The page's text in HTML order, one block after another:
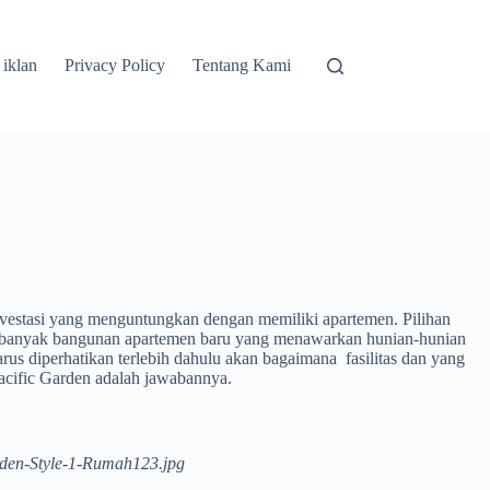
iklan Privacy Policy Tentang Kami
yang menguntungkan dengan memiliki apartemen. Pilihan
bangunan apartemen baru yang menawarkan hunian-hunian
diperhatikan terlebih dahulu akan bagaimana fasilitas dan yang
Garden adalah jawabannya.
Style-1-Rumah123.jpg